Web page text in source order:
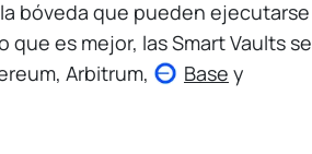
bóveda que pueden ejecutarse
es mejor, las Smart Vaults se
Arbitrum,
Base y